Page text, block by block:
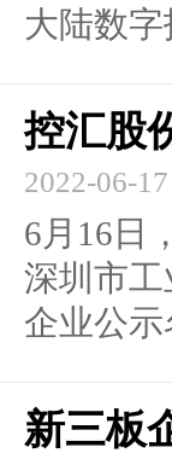
大陆数
控汇股
2022-06-17
6月16日
深圳市
企业公
新三板